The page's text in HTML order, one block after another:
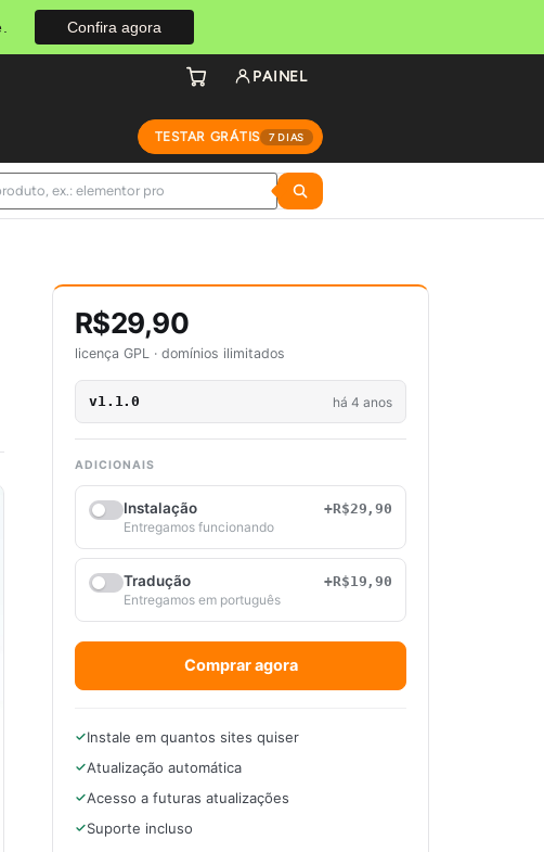
Confira agora
TESTAR GRÁTIS 7 DIAS
PAINEL
R$29,90
licença GPL · domínios ilimitados
v1.1.0 há 4 anos
ADICIONAIS
Instalação
+R$29,90
Entregamos funcionando
Tradução
+R$19,90
Entregamos em português
Comprar agora
Instale em quantos sites quiser
Atualização automática
Acesso a futuras atualizações
Suporte incluso